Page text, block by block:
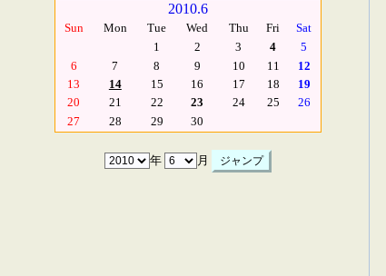
2010.6
Sun Mon Tue Wed Thu Fri
Sat
1
2 3 4
5
6
7 8 9 10 11
12
13
14 15 16 17 18
19
20
21 22 23 24 25
26
27
28 29 30
年 月